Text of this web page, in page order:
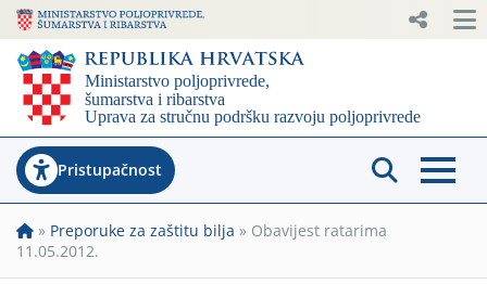
Pristupačnost
» Preporuke za zaštitu bilja » Obavijest ratarima
11.05.2012.